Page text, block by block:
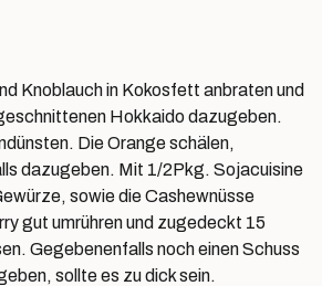
Knoblauch in Kokosfett anbraten und
Hokkaido dazugeben.
Die Orange schälen,
dazugeben. Mit 1/2Pkg. Sojacuisine
sowie die Cashewnüsse
gut umrühren und zugedeckt 15
Gegebenenfalls noch einen Schuss
sollte es zu dick sein.